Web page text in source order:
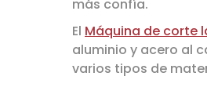
más confía.
El Máquina de corte
aluminio y acero al
varios tipos de